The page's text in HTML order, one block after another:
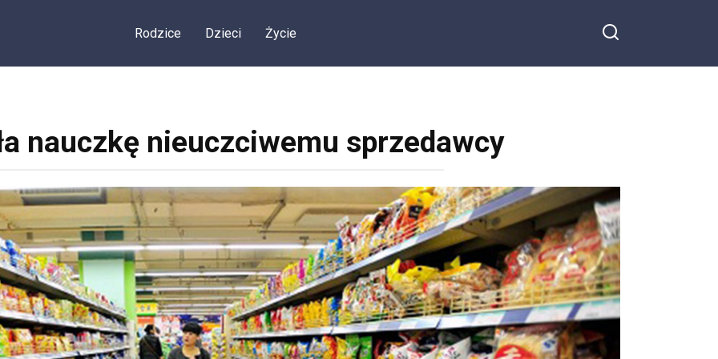
Rodzice Dzieci Życie
nauczkę nieuczciwemu sprzedawcy